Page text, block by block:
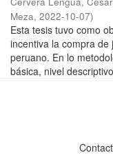
Meza, 2022-10-07)
Esta tesis tuvo como
incentiva la compra
peruano. En lo
básica, nivel